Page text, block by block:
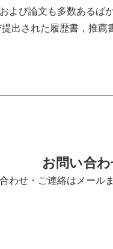
よび論文も多数ある
出された履歴書，推薦
お問い合
わせ・ご連絡はメール